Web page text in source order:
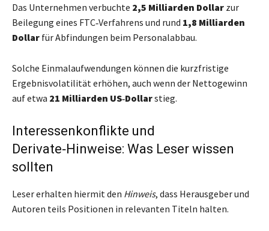
Das Unternehmen verbuchte 2,5 Milliarden Dollar zur
Beilegung eines FTC‑Verfahrens und rund 1,8 Milliarden
Dollar für Abfindungen beim Personalabbau.
Solche Einmalaufwendungen können die kurzfristige
Ergebnisvolatilität erhöhen, auch wenn der Nettogewinn
auf etwa 21 Milliarden US‑Dollarstieg.
Interessenkonflikte und
Derivate‑Hinweise: Was Leser wissen
sollten
Leser erhalten hiermit den Hinweis, dass Herausgeber und
Autoren teils Positionen in relevanten Titeln halten.